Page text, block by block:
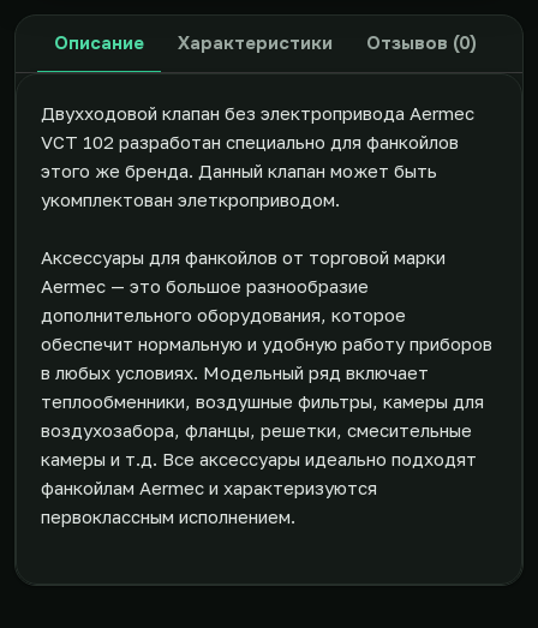
Описание Характеристики Отзывов (0)
Двухходовой клапан без электропривода Aermec
VCT 102 разработан специально для фанкойлов
этого же бренда. Данный клапан может быть
укомплектован элеткроприводом.
Аксессуары для фанкойлов от торговой марки
Aermec — это большое разнообразие
дополнительного оборудования, которое
обеспечит нормальную и удобную работу приборов
в любых условиях. Модельный ряд включает
теплообменники, воздушные фильтры, камеры для
воздухозабора, фланцы, решетки, смесительные
камеры и т.д. Все аксессуары идеально подходят
фанкойлам Aermec и характеризуются
первоклассным исполнением.